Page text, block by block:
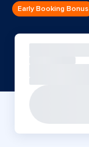
Early Booking Bonus